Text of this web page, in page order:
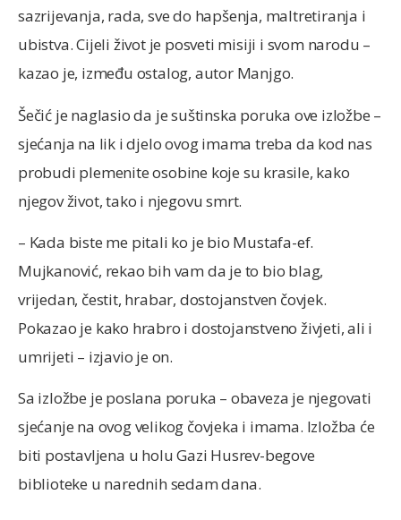
sazrijevanja, rada, sve do hapšenja, maltretiranja i
ubistva. Cijeli život je posveti misiji i svom narodu –
kazao je, između ostalog, autor Manjgo.
Šečić je naglasio da je suštinska poruka ove izložbe –
sjećanja na lik i djelo ovog imama treba da kod nas
probudi plemenite osobine koje su krasile, kako
njegov život, tako i njegovu smrt.
– Kada biste me pitali ko je bio Mustafa-ef.
Mujkanović, rekao bih vam da je to bio blag,
vrijedan, čestit, hrabar, dostojanstven čovjek.
Pokazao je kako hrabro i dostojanstveno živjeti, ali i
umrijeti – izjavio je on.
Sa izložbe je poslana poruka – obaveza je njegovati
sjećanje na ovog velikog čovjeka i imama. Izložba će
biti postavljena u holu Gazi Husrev-begove
biblioteke u narednih sedam dana.